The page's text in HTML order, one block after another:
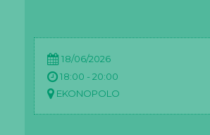
18/06/2026
18:00 - 20:00
EKONOPOLO